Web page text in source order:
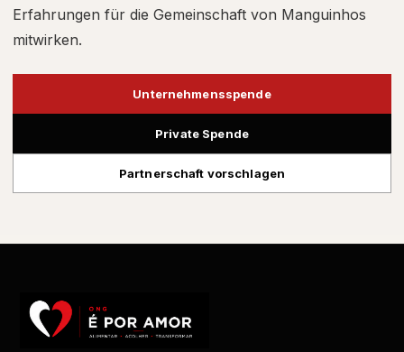
Erfahrungen für die Gemeinschaft von Manguinhos
mitwirken.
Unternehmensspende
Private Spende
Partnerschaft vorschlagen